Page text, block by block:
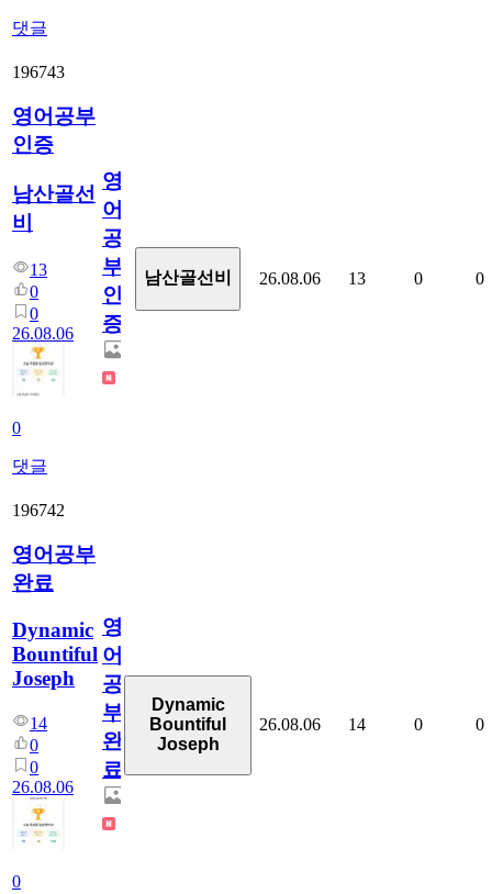
댓글
196743
영어공부
인증
남산골선
비
13
0
0
26.08.06
0
댓글
영
어
공
부
인
증
남산골선비 26.08.06 13 0 0
196742
영어공부
완료
Dynamic
Bountiful
Joseph
14
0
0
26.08.06
0
영
어
공
부
완
료
Dynamic
Bountiful
Joseph
26.08.06 14 0 0